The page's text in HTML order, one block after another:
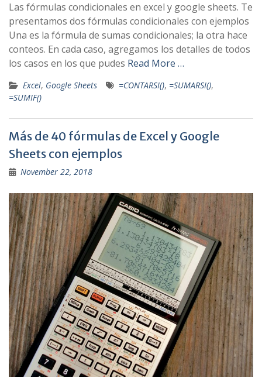
Las fórmulas condicionales en excel y google sheets. Te
presentamos dos fórmulas condicionales con ejemplos
Una es la fórmula de sumas condicionales; la otra hace
conteos. En cada caso, agregamos los detalles de todos
los casos en los que pudes Read More …
Excel, Google Sheets =CONTARSI(), =SUMARSI(),
=SUMIF()
Más de 40 fórmulas de Excel y Google
Sheets con ejemplos
November 22, 2018